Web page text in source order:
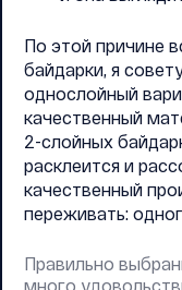
По этой причине
байдарки, я
однослойный
качественный
2-слойных
расклеится и
качественный
переживать:
Правильно
много